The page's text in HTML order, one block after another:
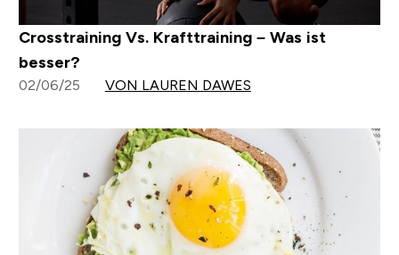
Crosstraining Vs. Krafttraining – Was ist
besser?
02/06/25 VON LAUREN DAWES